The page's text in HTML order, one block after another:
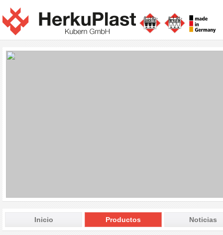
Inicio Productos Noticias